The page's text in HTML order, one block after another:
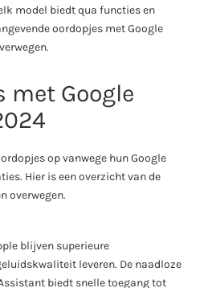
model biedt qua functies en
oordopjes met Google
met Google
op vanwege hun Google
Hier is een overzicht van de
overwegen.
blijven superieure
leveren. De naadloze
biedt snelle toegang tot